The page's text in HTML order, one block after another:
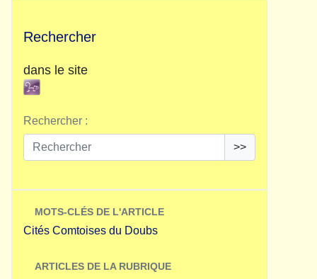
Rechercher
dans le site
Rechercher :
>>
MOTS-CLÉS DE L'ARTICLE
Cités Comtoises du Doubs
ARTICLES DE LA RUBRIQUE